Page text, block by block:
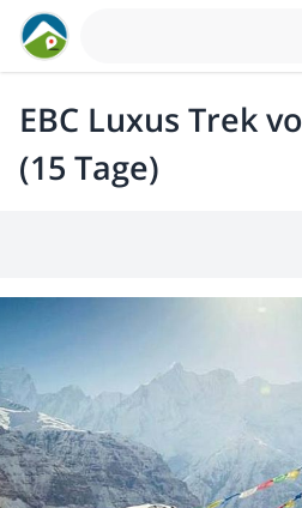
EBC Luxus Trek
(15 Tage)